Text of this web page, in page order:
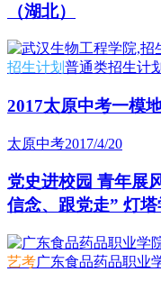
（湖北）
招生计划 普通类招生计划
2017太原中考一模
太原中考2017/4/20
党史进校园 青年
信念、跟党走” 灯
艺考广东食品药品职业